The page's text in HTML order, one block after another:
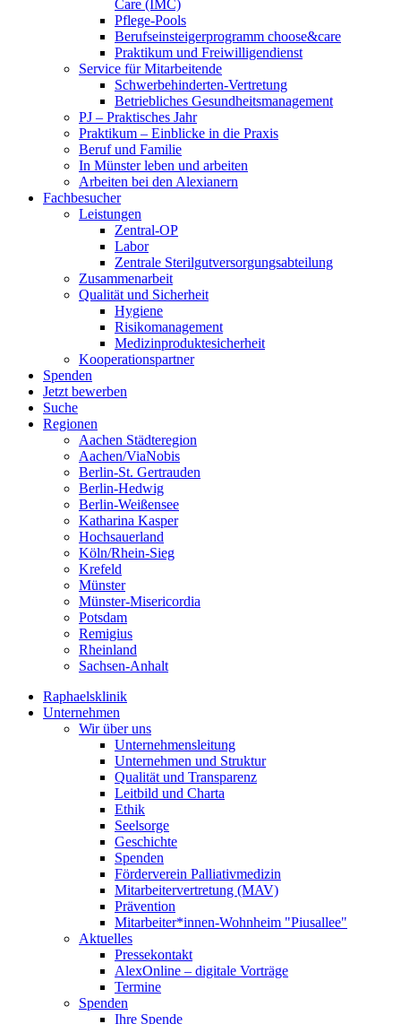
Care (IMC)
Pflege-Pools
Berufseinsteigerprogramm choose&care
Praktikum und Freiwilligendienst
Service für Mitarbeitende
Schwerbehinderten-Vertretung
Betriebliches Gesundheitsmanagement
PJ – Praktisches Jahr
Praktikum – Einblicke in die Praxis
Beruf und Familie
In Münster leben und arbeiten
Arbeiten bei den Alexianern
Fachbesucher
Leistungen
Zentral-OP
Labor
Zentrale Sterilgutversorgungsabteilung
Zusammenarbeit
Qualität und Sicherheit
Hygiene
Risikomanagement
Medizinproduktesicherheit
Kooperationspartner
Spenden
Jetzt bewerben
Suche
Regionen
Aachen Städteregion
Aachen/ViaNobis
Berlin-St. Gertrauden
Berlin-Hedwig
Berlin-Weißensee
Katharina Kasper
Hochsauerland
Köln/Rhein-Sieg
Krefeld
Münster
Münster-Misericordia
Potsdam
Remigius
Rheinland
Sachsen-Anhalt
Raphaelsklinik
Unternehmen
Wir über uns
Unternehmensleitung
Unternehmen und Struktur
Qualität und Transparenz
Leitbild und Charta
Ethik
Seelsorge
Geschichte
Spenden
Förderverein Palliativmedizin
Mitarbeitervertretung (MAV)
Prävention
Mitarbeiter*innen-Wohnheim "Piusallee"
Aktuelles
Pressekontakt
AlexOnline – digitale Vorträge
Termine
Spenden
Ihre Spende